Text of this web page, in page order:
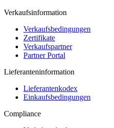
Verkaufsinformation
Verkaufsbedingungen
Zertifikate
Verkaufspartner
Partner Portal
Lieferanteninformation
Lieferantenkodex
Einkaufsbedingungen
Compliance